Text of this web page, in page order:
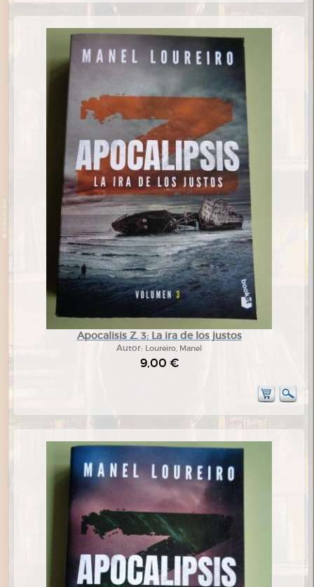
Apocalisis Z. 3: La ira de los justos
Autor: Loureiro, Manel
9,00 €